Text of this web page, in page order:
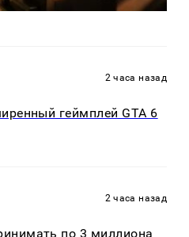
2 часа назад
геймплей GTA 6
2 часа назад
по 3 миллиона